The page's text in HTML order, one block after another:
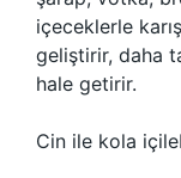
içeceklerle
geliştirir, daha
hale getirir.
Cin ile kola